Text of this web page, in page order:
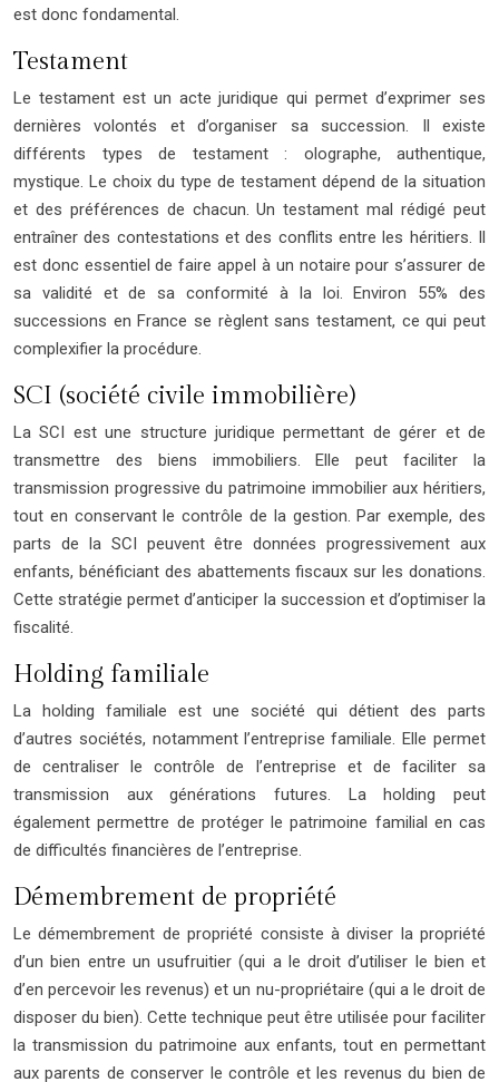
est donc fondamental.
Testament
Le testament est un acte juridique qui permet d’exprimer ses
dernières volontés et d’organiser sa succession. Il existe
différents types de testament : olographe, authentique,
mystique. Le choix du type de testament dépend de la situation
et des préférences de chacun. Un testament mal rédigé peut
entraîner des contestations et des conflits entre les héritiers. Il
est donc essentiel de faire appel à un notaire pour s’assurer de
sa validité et de sa conformité à la loi. Environ 55% des
successions en France se règlent sans testament, ce qui peut
complexifier la procédure.
SCI (société civile immobilière)
La SCI est une structure juridique permettant de gérer et de
transmettre des biens immobiliers. Elle peut faciliter la
transmission progressive du patrimoine immobilier aux héritiers,
tout en conservant le contrôle de la gestion. Par exemple, des
parts de la SCI peuvent être données progressivement aux
enfants, bénéficiant des abattements fiscaux sur les donations.
Cette stratégie permet d’anticiper la succession et d’optimiser la
fiscalité.
Holding familiale
La holding familiale est une société qui détient des parts
d’autres sociétés, notamment l’entreprise familiale. Elle permet
de centraliser le contrôle de l’entreprise et de faciliter sa
transmission aux générations futures. La holding peut
également permettre de protéger le patrimoine familial en cas
de difficultés financières de l’entreprise.
Démembrement de propriété
Le démembrement de propriété consiste à diviser la propriété
d’un bien entre un usufruitier (qui a le droit d’utiliser le bien et
d’en percevoir les revenus) et un nu-propriétaire (qui a le droit de
disposer du bien). Cette technique peut être utilisée pour faciliter
la transmission du patrimoine aux enfants, tout en permettant
aux parents de conserver le contrôle et les revenus du bien de